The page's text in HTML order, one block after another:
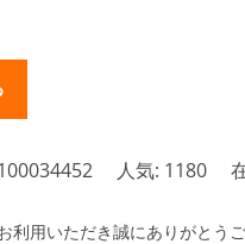
人気: 1180
利用いただき誠にありがとう